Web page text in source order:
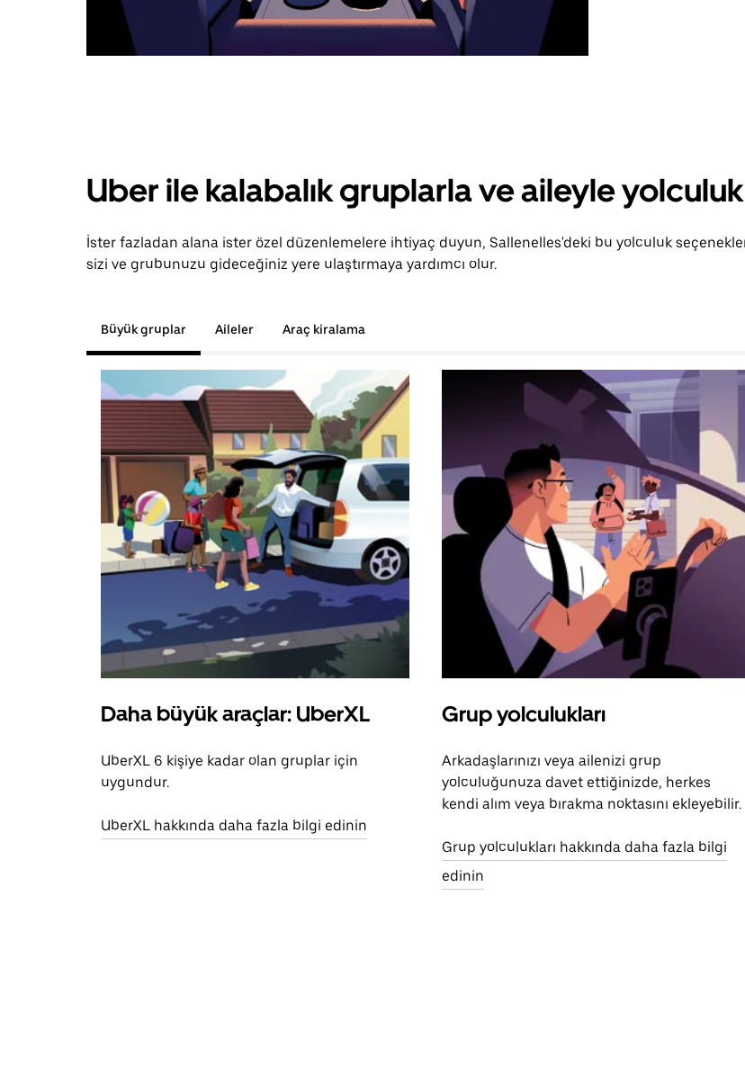
Uber ile kalabalık gruplarla ve aileyle yolculuk
İster fazladan alana ister özel düzenlemelere ihtiyaç duyun, Sallenelles'deki bu yolculuk
sizi ve grubunuzu gideceğiniz yere ulaştırmaya yardımcı olur.
Büyük gruplar Aileler Araç kiralama
Daha büyük araçlar: UberXL
UberXL 6 kişiye kadar olan gruplar için
uygundur.
UberXL hakkında daha fazla bilgi edinin
Grup yolculukları
Arkadaşlarınızı veya ailenizi grup
yolculuğunuza davet ettiğinizde, herkes
kendi alım veya bırakma noktasını ekleyebilir.
Grup yolculukları hakkında daha fazla bilgi
edinin